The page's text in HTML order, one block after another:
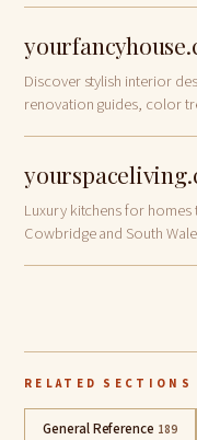
Discover stylish interior
renovation guides, color
Luxury kitchens for
Cowbridge and South
RELATED SECTIONS
General Reference 189